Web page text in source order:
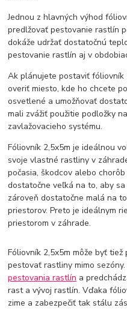
Jednou z hlavných výhod
predlžovať pestovanie rastlín
dokáže udržať dostatočnú
pestovanie rastlín aj v
Ak plánujete postaviť fóliovník
overiť miesto, kde ho chcete
osvetlené a umožňovať
mali zvážiť použitie podložky
zavlažovacieho systému.
Fóliovník 2,5x5m je ideálnou
svoje vlastné rastliny v
počasia, škodcov alebo
dostatočne veľká na to, aby
zároveň dostatočne malá na
priestorov. Preto je ideálnym
priestorom v záhrade.
Fóliovník 2,5x5m môže byť
pestovať rastliny mimo
pestovania rastlín a
rast a vývoj rastlín. Vďaka
zime a zabezpečiť tak stálu